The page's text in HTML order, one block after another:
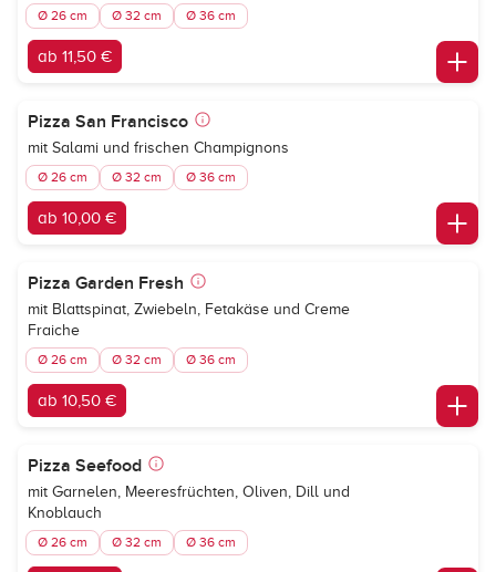
Ø 26 cm Ø 32 cm Ø 36 cm
ab 11,50 €
Pizza San Francisco
mit Salami und frischen Champignons
Ø 26 cm Ø 32 cm Ø 36 cm
ab 10,00 €
Pizza Garden Fresh
mit Blattspinat, Zwiebeln, Fetakäse und Creme
Fraiche
Ø 26 cm Ø 32 cm Ø 36 cm
ab 10,50 €
Pizza Seefood
mit Garnelen, Meeresfrüchten, Oliven, Dill und
Knoblauch
Ø 26 cm Ø 32 cm Ø 36 cm